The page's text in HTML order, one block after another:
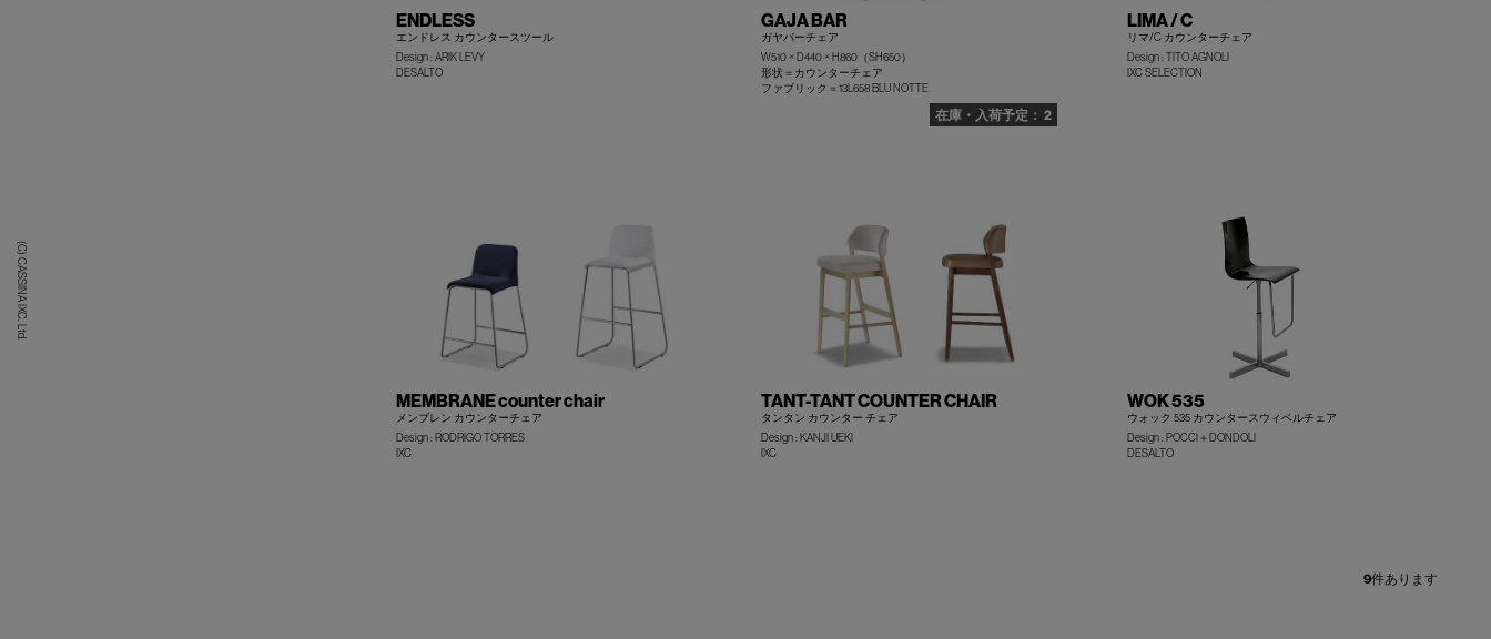
(C) CASSINA IXC. Ltd.
ENDLESS
エンドレス カウンタースツール
Design : ARIK LEVY
DESALTO
GAJA BAR
ガヤバーチェア
W510 × D440 × H860（SH650）
形状＝カウンターチェア
ファブリック＝13L658 BLU NOTTE
2
LIMA / C
リマ/C カウンターチェア
Design : TITO AGNOLI
IXC SELECTION
MEMBRANE counter chair
メンブレン カウンターチェア
Design : RODRIGO TORRES
IXC
TANT-TANT COUNTER CHAIR
タンタン カウンター チェア
Design : KANJI UEKI
IXC
WOK 535
ウォック 535 カウンタースウィベルチェア
Design : POCCI＋DONDOLI
DESALTO
9件あります